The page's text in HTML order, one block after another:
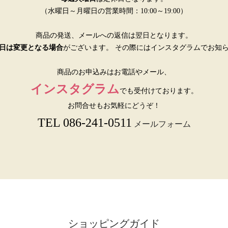
（水曜日～月曜日の営業時間：10:00～19:00）
商品の発送、メールへの返信は翌日となります。
は変更となる場合がございます。 その際にはインスタグラムでお知
商品のお申込みはお電話やメール、
インスタグラム でも受付けております。
お問合せもお気軽にどうぞ！
TEL 086-241-0511 メールフォーム
ショッピングガイド